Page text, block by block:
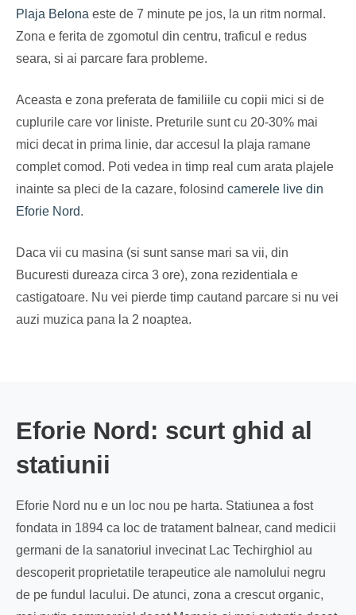
Plaja Belona este de 7 minute pe jos, la un ritm normal.
Zona e ferita de zgomotul din centru, traficul e redus
seara, si ai parcare fara probleme.
Aceasta e zona preferata de familiile cu copii mici si de
cuplurile care vor liniste. Preturile sunt cu 20-30% mai
mici decat in prima linie, dar accesul la plaja ramane
complet comod. Poti vedea in timp real cum arata plajele
inainte sa pleci de la cazare, folosind camerele live din
Eforie Nord.
Daca vii cu masina (si sunt sanse mari sa vii, din
Bucuresti dureaza circa 3 ore), zona rezidentiala e
castigatoare. Nu vei pierde timp cautand parcare si nu vei
auzi muzica pana la 2 noaptea.
Eforie Nord: scurt ghid al
statiunii
Eforie Nord nu e un loc nou pe harta. Statiunea a fost
fondata in 1894 ca loc de tratament balnear, cand medicii
germani de la sanatoriul invecinat Lac Techirghiol au
descoperit proprietatile terapeutice ale namolului negru
de pe fundul lacului. De atunci, zona a crescut organic,